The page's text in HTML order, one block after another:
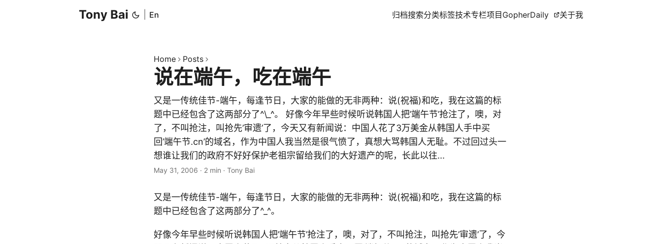
Tony Bai En 归档搜索分类标签技术专栏项目 GopherDaily 关于我
Home Posts
说在端午，吃在端午
又是一传统佳节-端午，每逢节日，大家的能做的无非两种：说(祝福)和吃，我在这篇的标
题中已经包含了这两部分了^\_^。 好像今年早些时候听说韩国人把’端午节’抢注了，噢，对
了，不叫抢注，叫抢先’审遗’了，今天又有新闻说：中国人花了3万美金从韩国人手中买
回’端午节.cn’的域名，作为中国人我当然是很气愤了，真想大骂韩国人无耻。不过回过头一
想谁让我们的政府不好好保护老祖宗留给我们的大好遗产的呢，长此以往...
May 31, 2006 · 2 min · Tony Bai
又是一传统佳节-端午，每逢节日，大家的能做的无非两种：说(祝福)和吃，我在这篇的标
题中已经包含了这两部分了^_^。
好像今年早些时候听说韩国人把’端午节’抢注了，噢，对了，不叫抢注，叫抢先’审遗’了，今